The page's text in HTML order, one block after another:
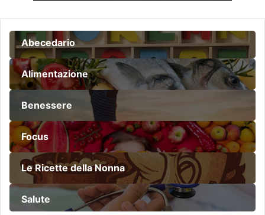
Abecedario
Alimentazione
Benessere
Focus
Le Ricette della Nonna
Salute